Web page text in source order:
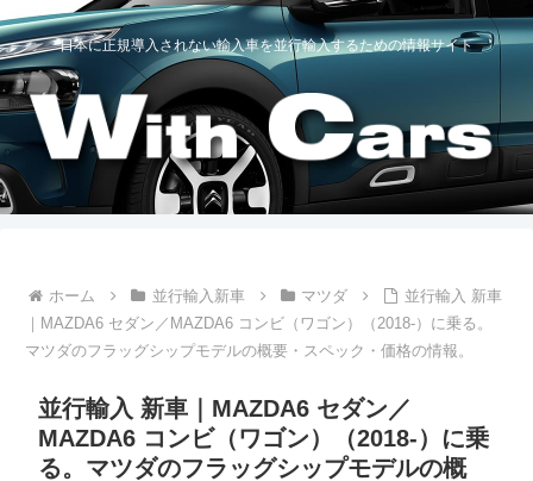
日本に正規導入されない輸入車を並行輸入するための情報サイト
ホーム 並行輸入新車 マツダ
並行輸入 新車
｜MAZDA6 セダン／MAZDA6 コンビ（ワゴン）（2018-）に乗る。
マツダのフラッグシップモデルの概要・スペック・価格の情報。
並行輸入 新車｜MAZDA6 セダン／
MAZDA6 コンビ（ワゴン）（2018-）に乗
る。マツダのフラッグシップモデルの概